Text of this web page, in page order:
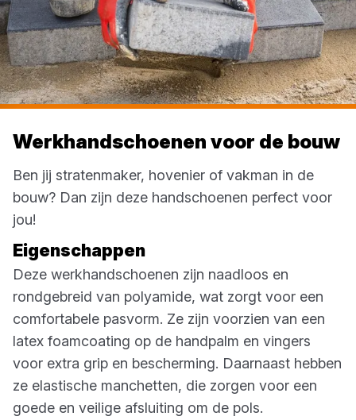
Werkhandschoenen voor de bouw
Ben jij stratenmaker, hovenier of vakman in de
bouw? Dan zijn deze handschoenen perfect voor
jou!
Eigenschappen
Deze werkhandschoenen zijn naadloos en
rondgebreid van polyamide, wat zorgt voor een
comfortabele pasvorm. Ze zijn voorzien van een
latex foamcoating op de handpalm en vingers
voor extra grip en bescherming. Daarnaast hebben
ze elastische manchetten, die zorgen voor een
goede en veilige afsluiting om de pols.